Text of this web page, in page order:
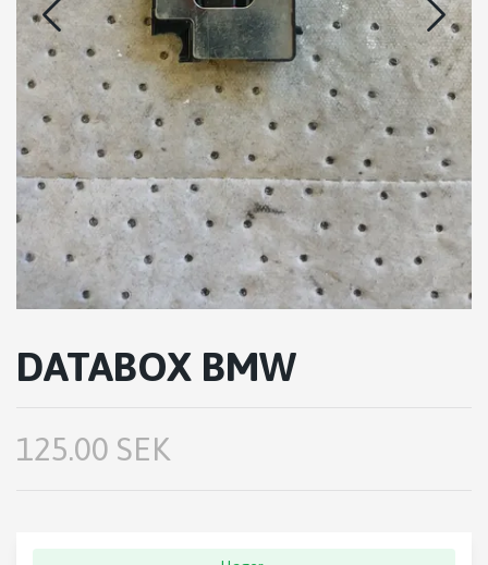
DATABOX BMW
125.00 SEK